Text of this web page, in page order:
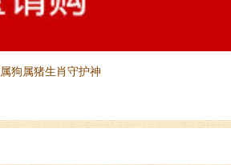
狗属猪生肖守护神